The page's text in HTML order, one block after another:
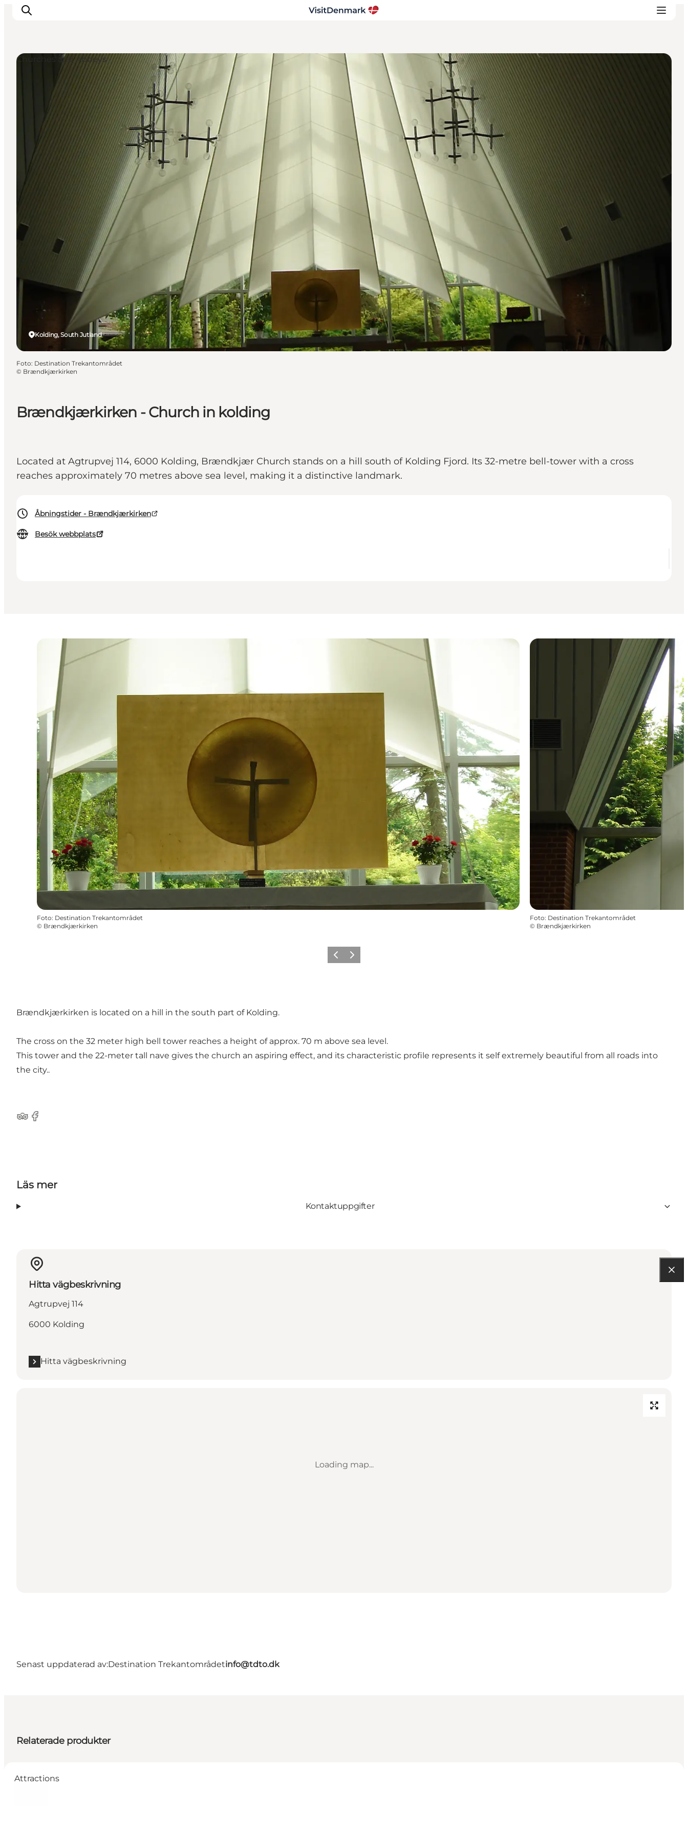
Inspiration
Resmål
Aktiviteter
Övernatta
Planera resan
Brændkjærkirken - Church in kolding
Located at Agtrupvej 114, 6000 Kolding, Brændkjær Church stands on a hill south of Kolding Fjord. Its 32-metre bell-tower with a cross
reaches approximately 70 metres above sea level, making it a distinctive landmark.
Åbningstider - Brændkjærkirken
Besök webbplats
Kolding, South Jutland
Churches and Abbeys
Foto: Destination Trekantområdet
© Brændkjærkirken
Foto: Destination Trekantområdet
© Brændkjærkirken
Foto: Destination Trekantområdet
© Brændkjærkirken
Föregående
Nästa
Brændkjærkirken is located on a hill in the south part of Kolding.
The cross on the 32 meter high bell tower reaches a height of approx. 70 m above sea level.
This tower and the 22-meter tall nave gives the church an aspiring effect, and its characteristic profile represents it self extremely beautiful from all roads into
the city..
TripAdvisor
Facebook
Läs mer
Kontaktuppgifter
Hitta vägbeskrivning
Agtrupvej 114
6000 Kolding
Hitta vägbeskrivning
Loading map...
Senast uppdaterad av:Destination Trekantområdetinfo@tdto.dk
Relaterade produkter
Attractions